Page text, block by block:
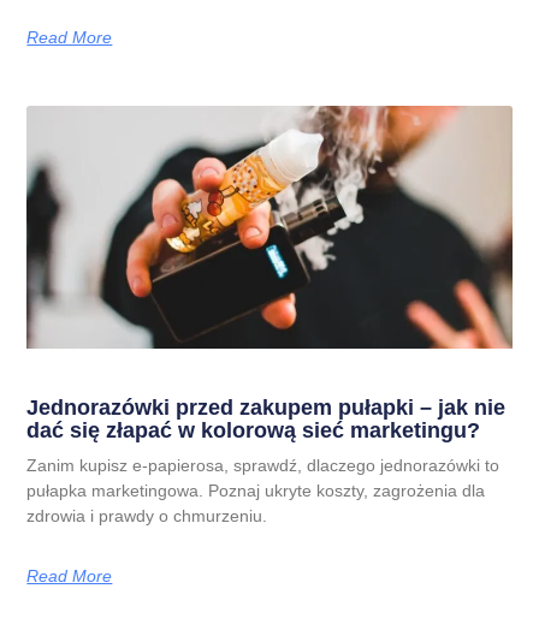
Read More
Jednorazówki przed zakupem pułapki – jak nie
dać się złapać w kolorową sieć marketingu?
Zanim kupisz e-papierosa, sprawdź, dlaczego jednorazówki to
pułapka marketingowa. Poznaj ukryte koszty, zagrożenia dla
zdrowia i prawdy o chmurzeniu.
Read More